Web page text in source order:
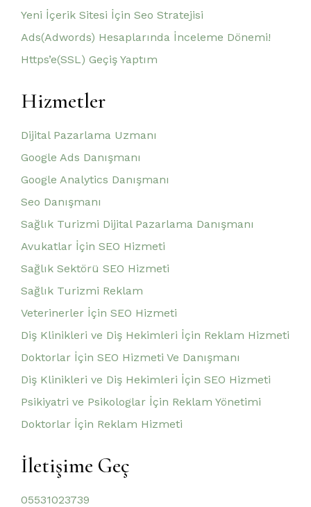
Yeni İçerik Sitesi İçin Seo Stratejisi
Ads(Adwords) Hesaplarında İnceleme Dönemi!
Https’e(SSL) Geçiş Yaptım
Hizmetler
Dijital Pazarlama Uzmanı
Google Ads Danışmanı
Google Analytics Danışmanı
Seo Danışmanı
Sağlık Turizmi Dijital Pazarlama Danışmanı
Avukatlar İçin SEO Hizmeti
Sağlık Sektörü SEO Hizmeti
Sağlık Turizmi Reklam
Veterinerler İçin SEO Hizmeti
Diş Klinikleri ve Diş Hekimleri İçin Reklam Hizmeti
Doktorlar İçin SEO Hizmeti Ve Danışmanı
Diş Klinikleri ve Diş Hekimleri İçin SEO Hizmeti
Psikiyatri ve Psikologlar İçin Reklam Yönetimi
Doktorlar İçin Reklam Hizmeti
İletişime Geç
05531023739